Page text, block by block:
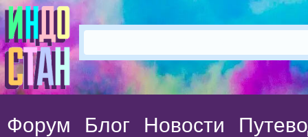
Форум Блог Новости